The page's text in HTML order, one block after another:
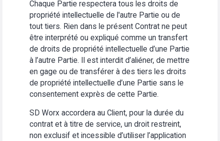
Chaque Partie respectera tous les droits de
propriété intellectuelle de l'autre Partie ou de
tout tiers. Rien dans le présent Contrat ne peut
être interprété ou expliqué comme un transfert
de droits de propriété intellectuelle d’une Partie
à l’autre Partie. Il est interdit d’aliéner, de mettre
en gage ou de transférer à des tiers les droits
de propriété intellectuelle d’une Partie sans le
consentement exprès de cette Partie.
SD Worx accordera au Client, pour la durée du
contrat et à titre de service, un droit restreint,
non exclusif et incessible d’utiliser l’application